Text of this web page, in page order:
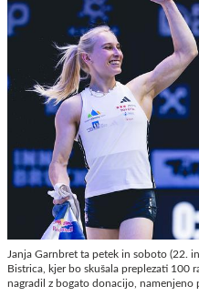
Janja Garnbret ta petek in soboto (22.
Bistrica, kjer bo skušala preplezati 100
nagradil z bogato donacijo, namenjeno